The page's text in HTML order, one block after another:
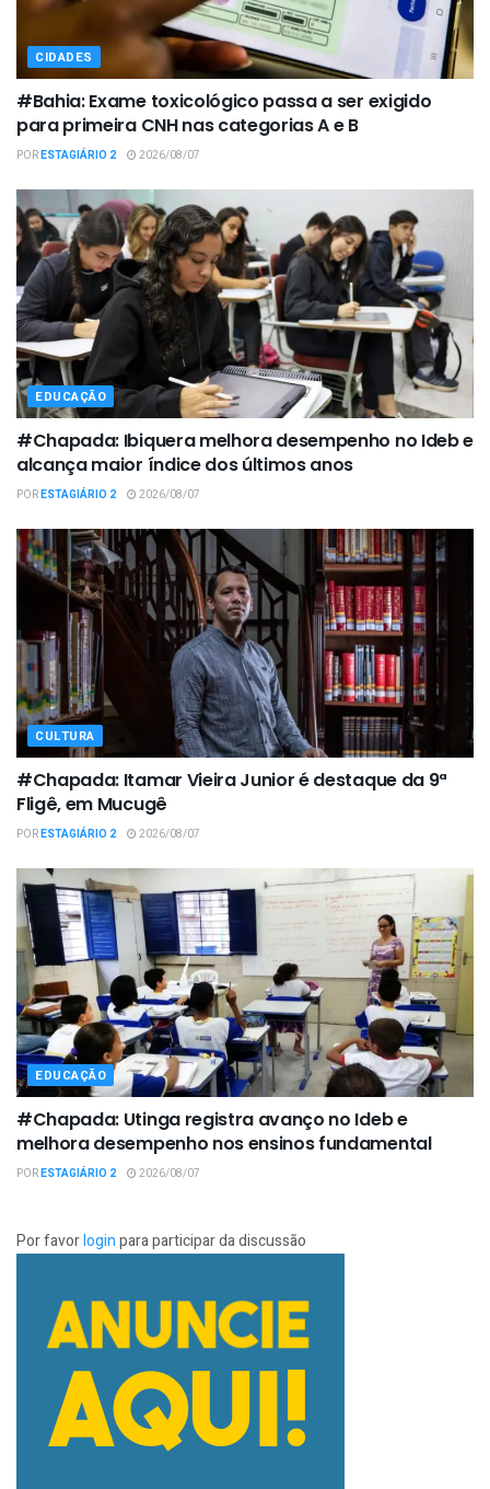
CIDADES
#Bahia: Exame toxicológico passa a ser exigido
para primeira CNH nas categorias A e B
PORESTAGIÁRIO 2 2026/08/07
EDUCAÇÃO
#Chapada: Ibiquera melhora desempenho no Ideb e
alcança maior índice dos últimos anos
PORESTAGIÁRIO 2 2026/08/07
CULTURA
#Chapada: Itamar Vieira Junior é destaque da 9ª
Fligê, em Mucugê
PORESTAGIÁRIO 2 2026/08/07
EDUCAÇÃO
#Chapada: Utinga registra avanço no Ideb e
melhora desempenho nos ensinos fundamental
PORESTAGIÁRIO 2 2026/08/07
Por favorloginpara participar da discussão